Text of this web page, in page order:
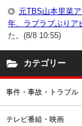
元TBS山本里菜
年、ラブラブぶり
た。(8/8 10:55)
カテゴリー
事件・事故・トラブル
テレビ番組・映画